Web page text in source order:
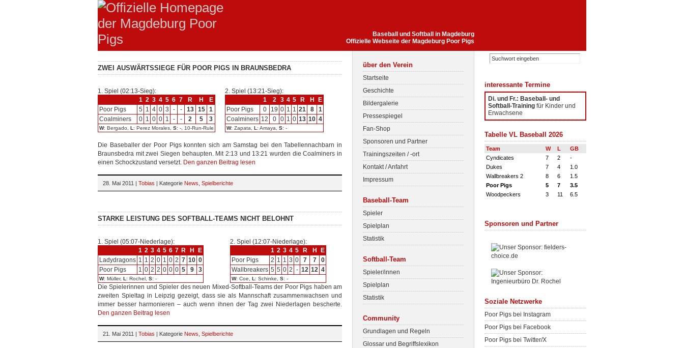
Baseball und Softball in Magdeburg
Offizielle Webseite der Magdeburg Poor Pigs
ZWEI AUSWÄRTSSIEGE FÜR POOR PIGS IN BRAUNSBEDRA
1. Spiel (02:13-Sieg):
1 2 3 4 5 6 7 R H
E
Poor Pigs
5 1 4 0 3 - - 13 15
1
Coalminers
0 1 0 0 1 - - 2 5 3
W: Bergado, L : Perez Morales, S: -, 10-Run-Rule
2. Spiel (13:21-Sieg):
1
2 3 4 5 R H
E
Poor Pigs
0 19 0 1 1 21 8
1
Coalminers 12 0 0 1 0 13 10 4
W: Zapata, L : Amaya, S: -
Die Baseballer der Poor Pigs konnten sich am Samstag bei den Tabellennachbarn in
Braunsbedra mit zwei Siegen behaupten. Mit 2:13 und 13:21 wurden die Coalminers in
einen Schockzustand versetzt. Den ganzen Beitrag lesen
28. Mai 2011 | Tobias | Kategorie News Spielberichte
STARKE LEISTUNG DES SOFTBALL-TEAMS NICHT BELOHNT
1. Spiel (05:07-Niederlage):
1 2 3 4 5 6 7 R H
E
Ladydragons 1 1 2 0 1 0 2 7 10 0
Poor Pigs
1 0 2 2 0 0 0 5 9 3
W: Müller, L : Rochel, S: -
2. Spiel (12:07-Niederlage):
1 2 3 4 5 R H
E
Poor Pigs
2 1 1 3 0 7 7
0
Wallbreakers 5 5 0 2 - 12 12 4
W: Coe, L : Schinke, S: -
Die Spielerinnen und Spieler des neuen Mixed-Softball-Teams der Poor Pigs haben am
zweiten Spieltag in Leipzig gezeigt, dass sie als Mannschaft zusammenwachsen und
immer besser harmonieren – auch wenn ihnen der Tag zwei Niederlagen bescherte.
Den ganzen Beitrag lesen
21. Mai 2011 | Tobias | Kategorie News Spielberichte
über den Verein
Startseite
Geschichte
Bildergalerie
Pressespiegel
Fan-Shop
Sponsoren und Partner
Trainingszeiten / -ort
Kontakt / Anfahrt
Impressum
Baseball-Team
Spieler
Spielplan
Statistik
Softball-Team
Spieler/innen
Spielplan
Statistik
Community
Grundlagen und Regeln
Glossar und Begriffslexikon
interessante Termine
Di. und Fr.: Baseball- und
Softball-Training für Kinder und
Erwachsene
Tabelle VL Baseball 2026
Team W L
GB
Cyndicates
7 2
-
Dukes
7 4
1.0
Wallbreakers 2
8 6
1.5
Poor Pigs
5 7
3.5
Woodpeckers
3 11 6.5
Sponsoren und Partner
Soziale Netzwerke
Poor Pigs bei Instagram
Poor Pigs bei Facebook
Poor Pigs bei Twitter/X